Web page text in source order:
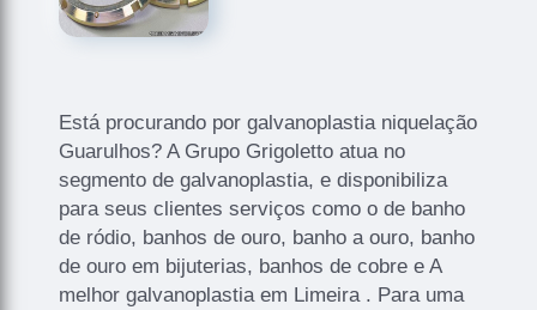
Está procurando por galvanoplastia niquelação
Guarulhos? A Grupo Grigoletto atua no
segmento de galvanoplastia, e disponibiliza
para seus clientes serviços como o de banho
de ródio, banhos de ouro, banho a ouro, banho
de ouro em bijuterias, banhos de cobre e A
melhor galvanoplastia em Limeira . Para uma